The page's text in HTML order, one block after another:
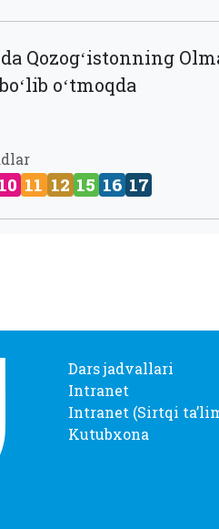
Qozogʻistonning
oʻtmoqda
10 11 12 15 16 17
Dars jadvallari
Intranet
Intranet (Sirtqi
Kutubxona